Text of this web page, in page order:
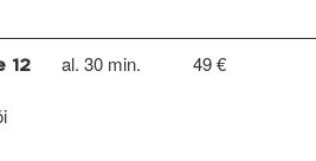
12 al. 30 min. 49 €